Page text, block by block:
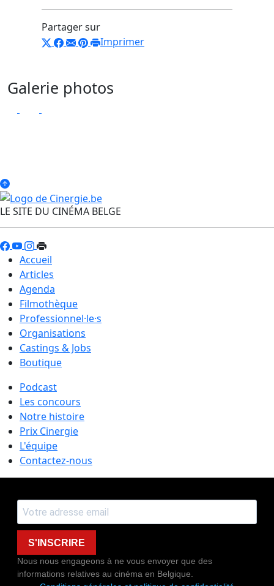
Partager sur
Imprimer
Galerie photos
LE SITE DU CINÉMA BELGE
Accueil
Articles
Agenda
Filmothèque
Professionnel·le·s
Organisations
Castings & Jobs
Boutique
Podcast
Les concours
Notre histoire
Prix Cinergie
L'équipe
Contactez-nous
S'INSCRIRE
Nous nous engageons à ne vous envoyer que des
informations relatives au cinéma en Belgique.